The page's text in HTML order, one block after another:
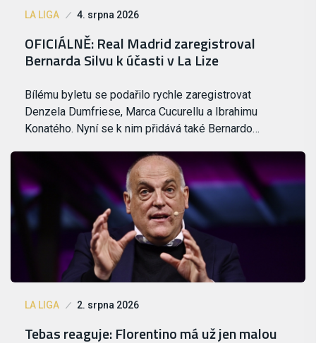
LA LIGA 4. srpna 2026
OFICIÁLNĚ: Real Madrid zaregistroval
Bernarda Silvu k účasti v La Lize
Bílému byletu se podařilo rychle zaregistrovat
Denzela Dumfriese, Marca Cucurellu a Ibrahimu
Konatého. Nyní se k nim přidává také Bernardo…
LA LIGA 2. srpna 2026
Tebas reaguje: Florentino má už jen malou